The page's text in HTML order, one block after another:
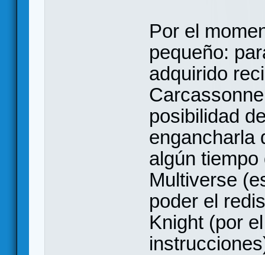
Por el
pequeño:
adquirido
posibilidad
engancharla
algún
Multiverse
poder el
Knight (por